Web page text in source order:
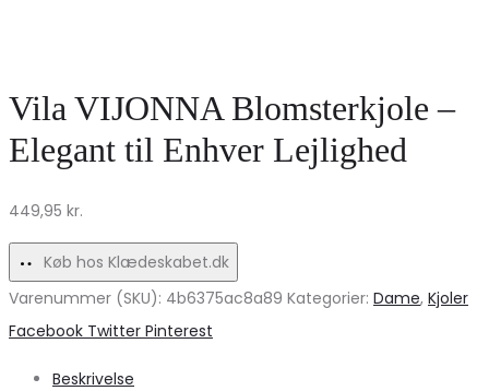
Vila VIJONNA Blomsterkjole –
Elegant til Enhver Lejlighed
449,95 kr.
Køb hos Klædeskabet.dk
Varenummer (SKU): 4b6375ac8a89 Kategorier: Dame, Kjoler
Share
Facebook Twitter Pinterest
Beskrivelse